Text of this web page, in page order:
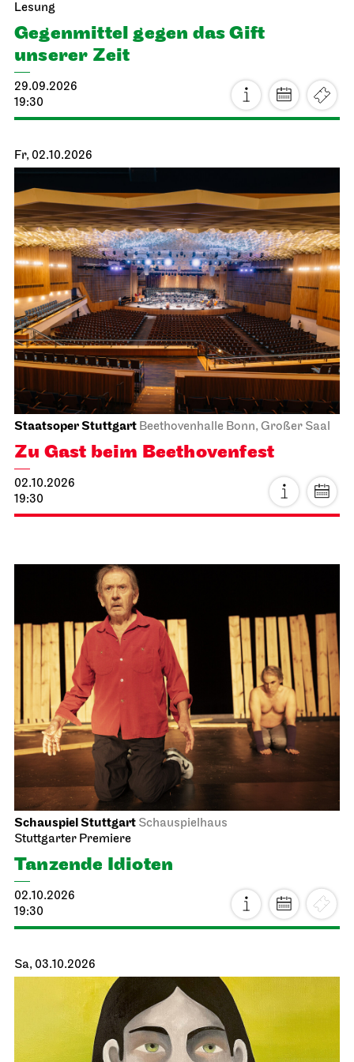
Lesung
Gegen­mittel gegen das Gift
unserer Zeit
29.09.2026
19:30
Fr, 02.10.2026
Staatsoper Stuttgart Beethovenhalle Bonn, Großer Saal
Zu Gast beim Beethovenfest
02.10.2026
19:30
Schauspiel Stuttgart Schauspielhaus
Stuttgarter Premiere
Tanzende Idioten
02.10.2026
19:30
Sa, 03.10.2026